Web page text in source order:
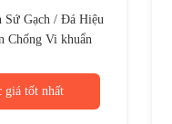
Sứ Gạch / Đá Hiệu
Chống Vi khuẩn
giá tốt nhất